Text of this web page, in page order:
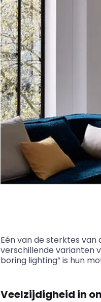
Eén van de sterktes
verschillende varianten
boring lighting” is hun
Veelzijdigheid in